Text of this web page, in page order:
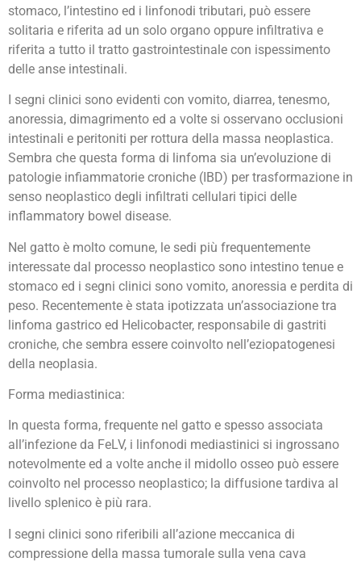
stomaco, l’intestino ed i linfonodi tributari, può essere
solitaria e riferita ad un solo organo oppure infiltrativa e
riferita a tutto il tratto gastrointestinale con ispessimento
delle anse intestinali.
I segni clinici sono evidenti con vomito, diarrea, tenesmo,
anoressia, dimagrimento ed a volte si osservano occlusioni
intestinali e peritoniti per rottura della massa neoplastica.
Sembra che questa forma di linfoma sia un’evoluzione di
patologie infiammatorie croniche (IBD) per trasformazione in
senso neoplastico degli infiltrati cellulari tipici delle
inflammatory bowel disease.
Nel gatto è molto comune, le sedi più frequentemente
interessate dal processo neoplastico sono intestino tenue e
stomaco ed i segni clinici sono vomito, anoressia e perdita di
peso. Recentemente è stata ipotizzata un’associazione tra
linfoma gastrico ed Helicobacter, responsabile di gastriti
croniche, che sembra essere coinvolto nell’eziopatogenesi
della neoplasia.
Forma mediastinica:
In questa forma, frequente nel gatto e spesso associata
all’infezione da FeLV, i linfonodi mediastinici si ingrossano
notevolmente ed a volte anche il midollo osseo può essere
coinvolto nel processo neoplastico; la diffusione tardiva al
livello splenico è più rara.
I segni clinici sono riferibili all’azione meccanica di
compressione della massa tumorale sulla vena cava